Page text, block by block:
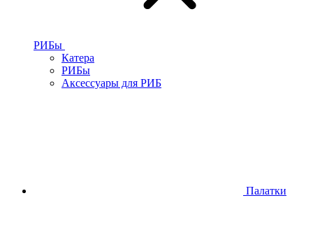
РИБы
Катера
РИБы
Аксессуары для РИБ
Палатки